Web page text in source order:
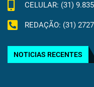
CELULAR: (31)
REDAÇÃO: (31)
NOTICIAS RECENTES